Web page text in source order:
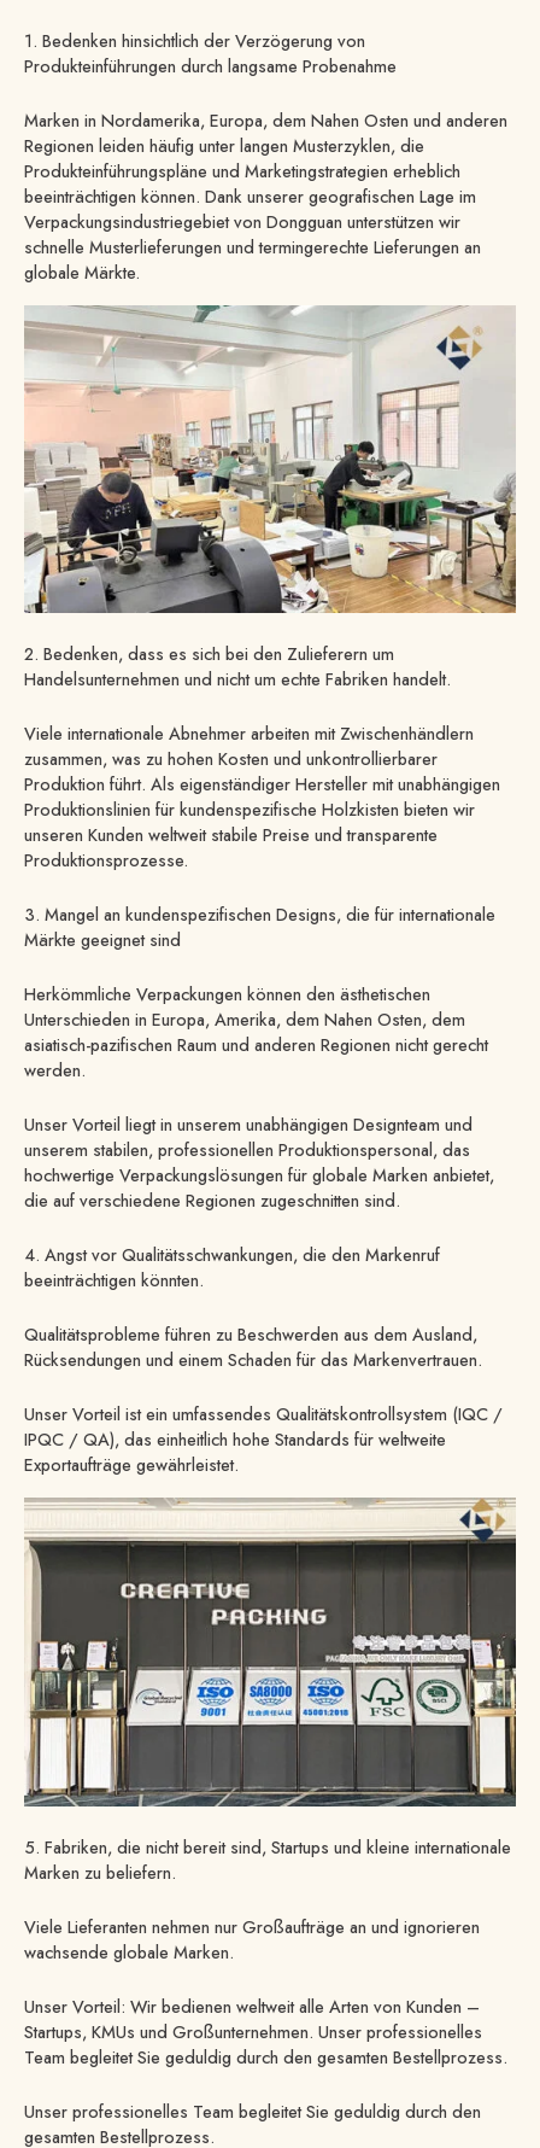
1. Bedenken hinsichtlich der Verzögerung von
Produkteinführungen durch langsame Probenahme
Marken in Nordamerika, Europa, dem Nahen Osten und anderen
Regionen leiden häufig unter langen Musterzyklen, die
Produkteinführungspläne und Marketingstrategien erheblich
beeinträchtigen können. Dank unserer geografischen Lage im
Verpackungsindustriegebiet von Dongguan unterstützen wir
schnelle Musterlieferungen und termingerechte Lieferungen an
globale Märkte.
2. Bedenken, dass es sich bei den Zulieferern um
Handelsunternehmen und nicht um echte Fabriken handelt.
Viele internationale Abnehmer arbeiten mit Zwischenhändlern
zusammen, was zu hohen Kosten und unkontrollierbarer
Produktion führt. Als eigenständiger Hersteller mit unabhängigen
Produktionslinien für kundenspezifische Holzkisten bieten wir
unseren Kunden weltweit stabile Preise und transparente
Produktionsprozesse.
3. Mangel an kundenspezifischen Designs, die für internationale
Märkte geeignet sind
Herkömmliche Verpackungen können den ästhetischen
Unterschieden in Europa, Amerika, dem Nahen Osten, dem
asiatisch-pazifischen Raum und anderen Regionen nicht gerecht
werden.
Unser Vorteil liegt in unserem unabhängigen Designteam und
unserem stabilen, professionellen Produktionspersonal, das
hochwertige Verpackungslösungen für globale Marken anbietet,
die auf verschiedene Regionen zugeschnitten sind.
4. Angst vor Qualitätsschwankungen, die den Markenruf
beeinträchtigen könnten.
Qualitätsprobleme führen zu Beschwerden aus dem Ausland,
Rücksendungen und einem Schaden für das Markenvertrauen.
Unser Vorteil ist ein umfassendes Qualitätskontrollsystem (IQC /
IPQC / QA), das einheitlich hohe Standards für weltweite
Exportaufträge gewährleistet.
5. Fabriken, die nicht bereit sind, Startups und kleine internationale
Marken zu beliefern.
Viele Lieferanten nehmen nur Großaufträge an und ignorieren
wachsende globale Marken.
Unser Vorteil: Wir bedienen weltweit alle Arten von Kunden –
Startups, KMUs und Großunternehmen. Unser professionelles
Team begleitet Sie geduldig durch den gesamten Bestellprozess.
Unser professionelles Team begleitet Sie geduldig durch den
gesamten Bestellprozess.